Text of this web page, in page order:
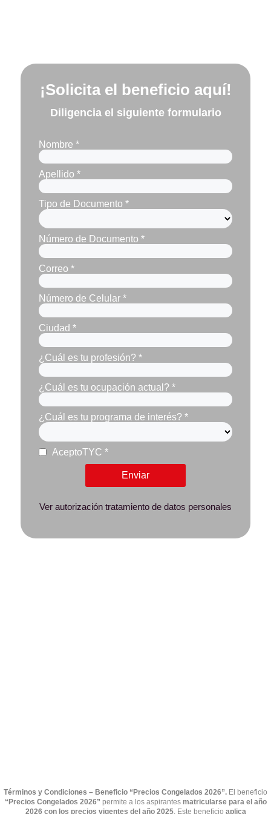
¡Solicita el beneficio aquí!
Diligencia el siguiente formulario
Nombre *
Apellido *
Tipo de Documento *
Número de Documento *
Correo *
Número de Celular *
Ciudad *
¿Cuál es tu profesión? *
¿Cuál es tu ocupación actual? *
¿Cuál es tu programa de interés? *
AceptoTYC *
Enviar
Ver autorización tratamiento de datos personales
Términos y Condiciones – Beneficio “Precios Congelados 2026”. El beneficio
“Precios Congelados 2026” permite a los aspirantes matricularse para el año
2026 con los precios vigentes del año 2025. Este beneficio aplica